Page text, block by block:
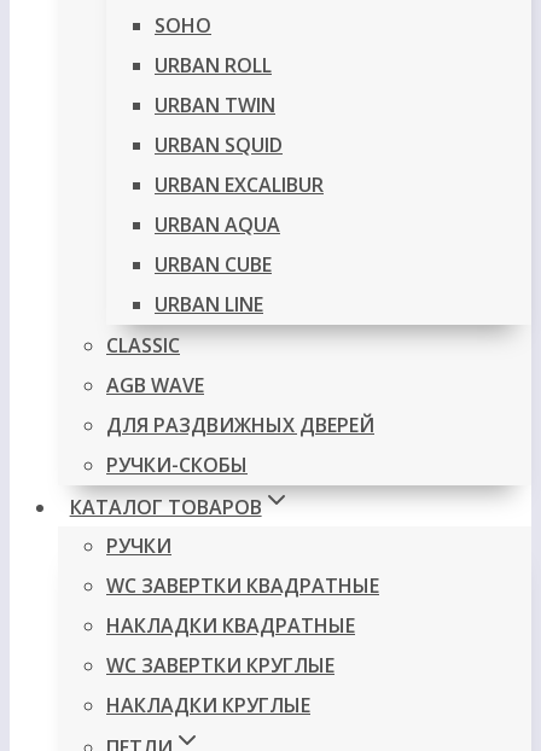
SOHO
URBAN ROLL
URBAN TWIN
URBAN SQUID
URBAN EXCALIBUR
URBAN AQUA
URBAN CUBE
URBAN LINE
CLASSIC
AGB WAVE
ДЛЯ РАЗДВИЖНЫХ ДВЕРЕЙ
РУЧКИ-СКОБЫ
КАТАЛОГ ТОВАРОВ
РУЧКИ
WC ЗАВЕРТКИ КВАДРАТНЫЕ
НАКЛАДКИ КВАДРАТНЫЕ
WC ЗАВЕРТКИ КРУГЛЫЕ
НАКЛАДКИ КРУГЛЫЕ